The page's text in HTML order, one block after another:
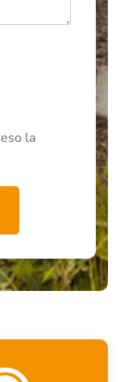
la